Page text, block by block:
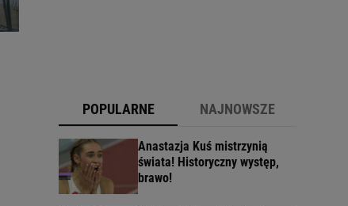
POPULARNE NAJNOWSZE
Anastazja Kuś mistrzynią
świata! Historyczny występ,
brawo!